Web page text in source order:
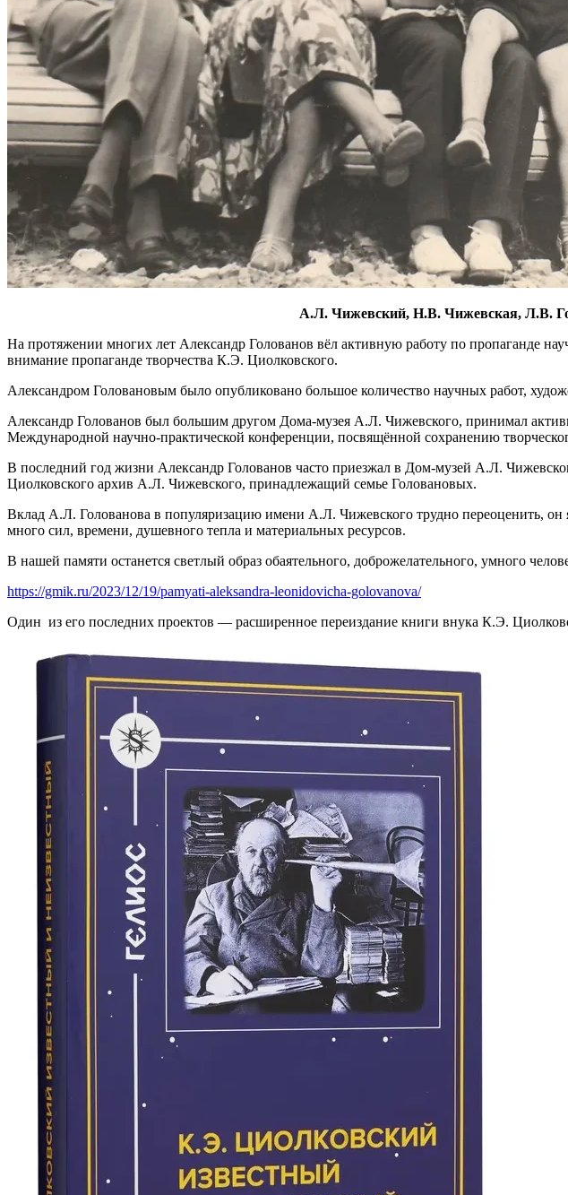
А.Л. Чижевский, Н.В. Чижевская, Л.В.
На протяжении многих лет Александр Голованов вёл активную работу по пропаганде
внимание пропаганде творчества К.Э. Циолковского.
Александром Головановым было опубликовано большое количество научных работ,
Александр Голованов был большим другом Дома-музея А.Л. Чижевского, принимал
Международной научно-практической конференции, посвящённой сохранению
В последний год жизни Александр Голованов часто приезжал в Дом-музей А.Л.
Циолковского архив А.Л. Чижевского, принадлежащий семье Головановых.
Вклад А.Л. Голованова в популяризацию имени А.Л. Чижевского трудно переоценить,
много сил, времени, душевного тепла и материальных ресурсов.
В нашей памяти останется светлый образ обаятельного, доброжелательного, умного
https://gmik.ru/2023/12/19/pamyati-aleksandra-leonidovicha-golovanova/
Один из его последних проектов — расширенное переиздание книги внука К.Э.